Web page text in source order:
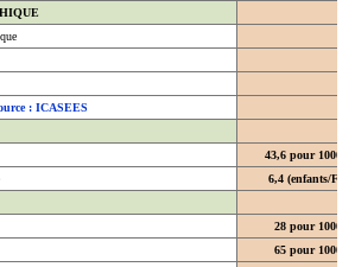
: ICASEES
43,6 pour 1000
6,4 (enfants/F)
28 pour 1000
65 pour 1000
99 pour 1000